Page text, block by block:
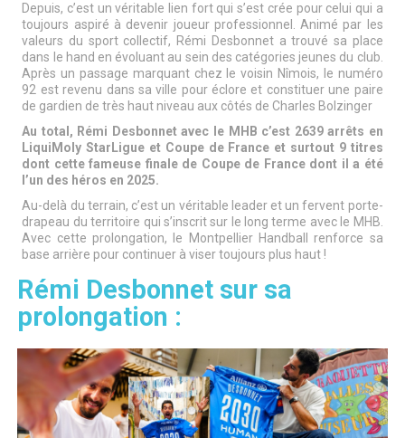
Depuis, c’est un véritable lien fort qui s’est crée pour celui qui a
toujours aspiré à devenir joueur professionnel. Animé par les
valeurs du sport collectif, Rémi Desbonnet a trouvé sa place
dans le hand en évoluant au sein des catégories jeunes du club.
Après un passage marquant chez le voisin Nîmois, le numéro
92 est revenu dans sa ville pour éclore et constituer une paire
de gardien de très haut niveau aux côtés de Charles Bolzinger
Au total, Rémi Desbonnet avec le MHB c’est 2639 arrêts en
LiquiMoly StarLigue et Coupe de France et surtout 9 titres
dont cette fameuse finale de Coupe de France dont il a été
l’un des héros en 2025.
Au-delà du terrain, c’est un véritable leader et un fervent porte-
drapeau du territoire qui s’inscrit sur le long terme avec le MHB.
Avec cette prolongation, le Montpellier Handball renforce sa
base arrière pour continuer à viser toujours plus haut !
Rémi Desbonnet sur sa
prolongation :